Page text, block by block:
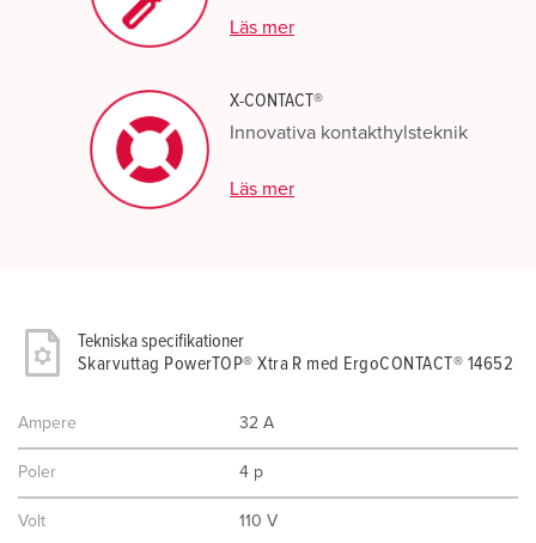
Läs mer
X-CONTACT®
Innovativa kontakthylsteknik
Läs mer
Tekniska specifikationer
Skarvuttag PowerTOP® Xtra R med ErgoCONTACT® 14652
Ampere 32 A
Poler 4 p
Volt 110 V